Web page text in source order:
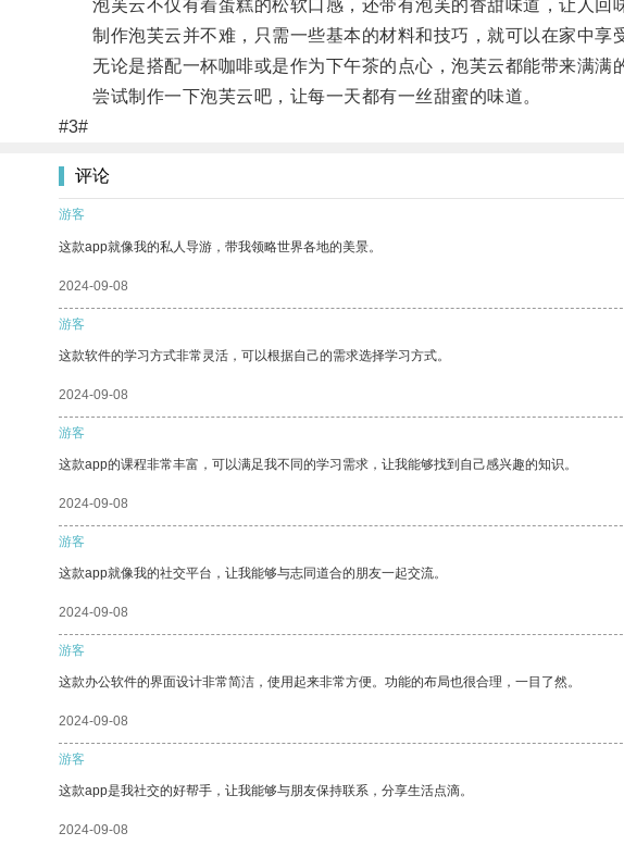
泡芙云不仅有着蛋糕的松软口感，还带有泡芙的香甜味道，让人回
制作泡芙云并不难，只需一些基本的材料和技巧，就可以在家中享
无论是搭配一杯咖啡或是作为下午茶的点心，泡芙云都能带来满满
尝试制作一下泡芙云吧，让每一天都有一丝甜蜜的味道。
#3#
评论
游客
这款app就像我的私人导游，带我领略世界各地的美景。
2024-09-08
游客
这款软件的学习方式非常灵活，可以根据自己的需求选择学习方式。
2024-09-08
游客
这款app的课程非常丰富，可以满足我不同的学习需求，让我能够找到自己感兴趣的知识。
2024-09-08
游客
这款app就像我的社交平台，让我能够与志同道合的朋友一起交流。
2024-09-08
游客
这款办公软件的界面设计非常简洁，使用起来非常方便。功能的布局也很合理，一目了然。
2024-09-08
游客
这款app是我社交的好帮手，让我能够与朋友保持联系，分享生活点滴。
2024-09-08